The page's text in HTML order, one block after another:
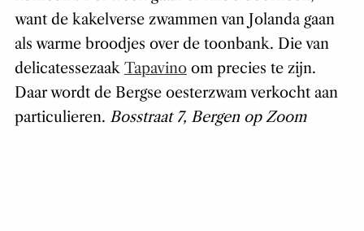
want de kakelverse zwammen van Jolanda gaan
als warme broodjes over de toonbank. Die van
delicatessezaak Tapavinoom precies te zijn.
Daar wordt de Bergse oesterzwam verkocht aan
particulieren. Bosstraat 7, Bergen op Zoom